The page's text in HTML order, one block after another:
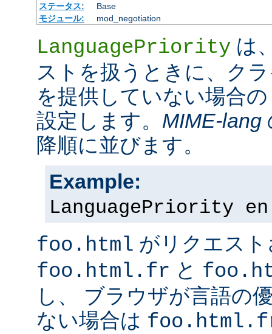
ステータス:
Base
モジュール:
mod_negotiation
LanguagePriority は
ストを扱うときに、ク
を提供していない場合
設定します。 MIME-lang
降順に並びます。
Example:
LanguagePriority
foo.html がリクエスト
foo.html.fr と
し、 ブラウザが言語の
ない場合は